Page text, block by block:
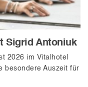
Sigrid Antoniuk
2026 im Vitalhotel
besondere Auszeit für